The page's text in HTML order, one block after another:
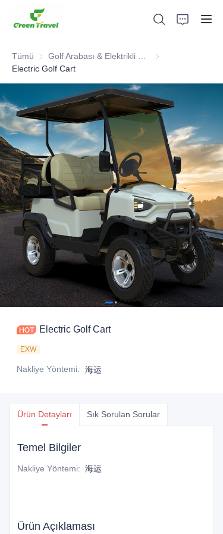
Tümü
Golf Arabası &
Electric Golf Cart
Electric Golf Cart
EXW
Nakliye Yöntemi: 海运
Ürün Detayları Sık Sorulan Sorular
Temel Bilgiler
Nakliye Yöntemi: 海运
Ürün Açıklaması
Ev
Ürünler
Hakkımızda
Haberler ve İşbirliği Örnekleri
Üretim Üsleri ve Süreci
Destek